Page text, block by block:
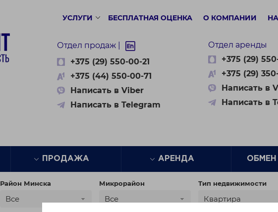
УСЛУГИ БЕСПЛАТНАЯ ОЦЕНКА О КОМПАНИИ
Отдел продаж |
+375 (29) 550-00-21
+375 (44) 550-00-71
Написать в Viber
Написать в Telegram
Отдел аренды
+375 (29)
+375 (29)
Написать в
Написать в
ПРОДАЖА АРЕНДА ОБМЕН
Район Минска
Все
Микрорайон
Все
Тип недвижимости
Квартира